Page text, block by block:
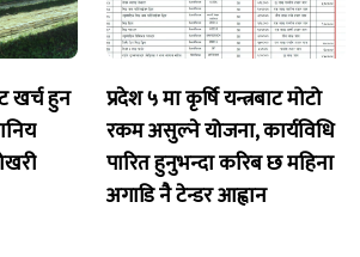
खर्च हुन
प्रदेश ५ मा कृर्षि यन्त्रबाट मोटो
रकम असुल्ने योजना, कार्यविधि
पारित हुनुभन्दा करिब छ महिना
अगाडि नै टेन्डर आह्वान